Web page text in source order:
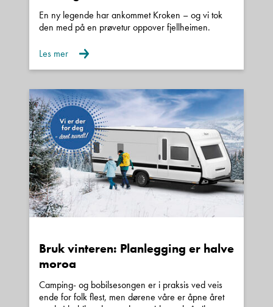
En ny legende har ankommet Kroken – og vi tok
den med på en prøvetur oppover fjellheimen.
Les mer
Bruk vinteren: Planlegging er halve
moroa
Camping- og bobilsesongen er i praksis ved veis
ende for folk flest, men dørene våre er åpne året